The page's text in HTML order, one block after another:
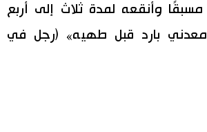
مسبقًا وأنقعه لمدة ثلاث إلى أربع
بارد قبل طهيه» (رجل في